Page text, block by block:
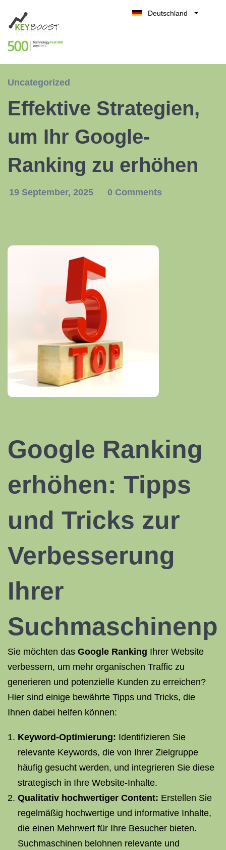
Deutschland
España
Uncategorized
Effektive Strategien,
um Ihr Google-
Ranking zu erhöhen
19 September, 2025 0 Comments
Google Ranking
erhöhen: Tipps
und Tricks zur
Verbesserung
Ihrer
Sie möchten das Google Ranking Ihrer Website
verbessern, um mehr organischen Traffic zu
generieren und potenzielle Kunden zu erreichen?
Hier sind einige bewährte Tipps und Tricks, die
Ihnen dabei helfen können:
Keyword-Optimierung: Identifizieren Sie
relevante Keywords, die von Ihrer Zielgruppe
häufig gesucht werden, und integrieren Sie diese
strategisch in Ihre Website-Inhalte.
Qualitativ hochwertiger Content: Erstellen Sie
regelmäßig hochwertige und informative Inhalte,
die einen Mehrwert für Ihre Besucher bieten.
Suchmaschinen belohnen relevante und